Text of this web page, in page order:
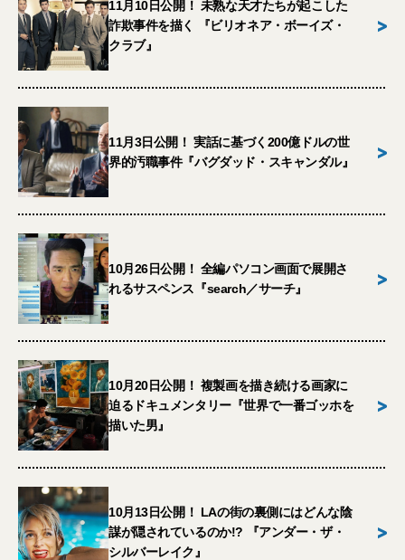
11月10日公開！ 未熟な天才たちが起こした
詐欺事件を描く 『ビリオネア・ボーイズ・
クラブ』
>
11月3日公開！ 実話に基づく200億ドルの世
界的汚職事件『バグダッド・スキャンダル』
>
10月26日公開！ 全編パソコン画面で展開さ
れるサスペンス『search／サーチ』
>
10月20日公開！ 複製画を描き続ける画家に
迫るドキュメンタリー『世界で一番ゴッホを
描いた男』
>
10月13日公開！ LAの街の裏側にはどんな陰
謀が隠されているのか!? 『アンダー・ザ・
シルバーレイク』
>